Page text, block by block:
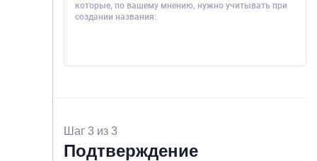
которые, по вашему мнению, нужно учитывать при
создании названия:
Шаг 3 из 3
Подтверждение